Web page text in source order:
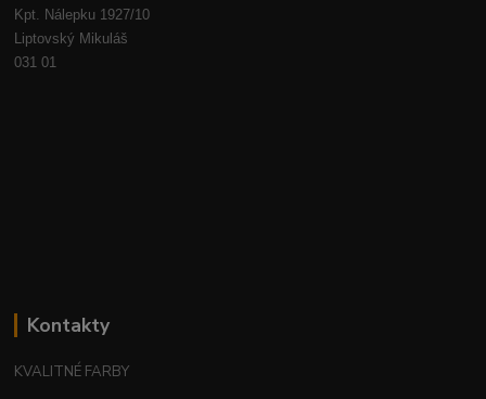
Kpt. Nálepku 1927/10
Liptovský Mikuláš
031 01
Kontakty
KVALITNÉ FARBY